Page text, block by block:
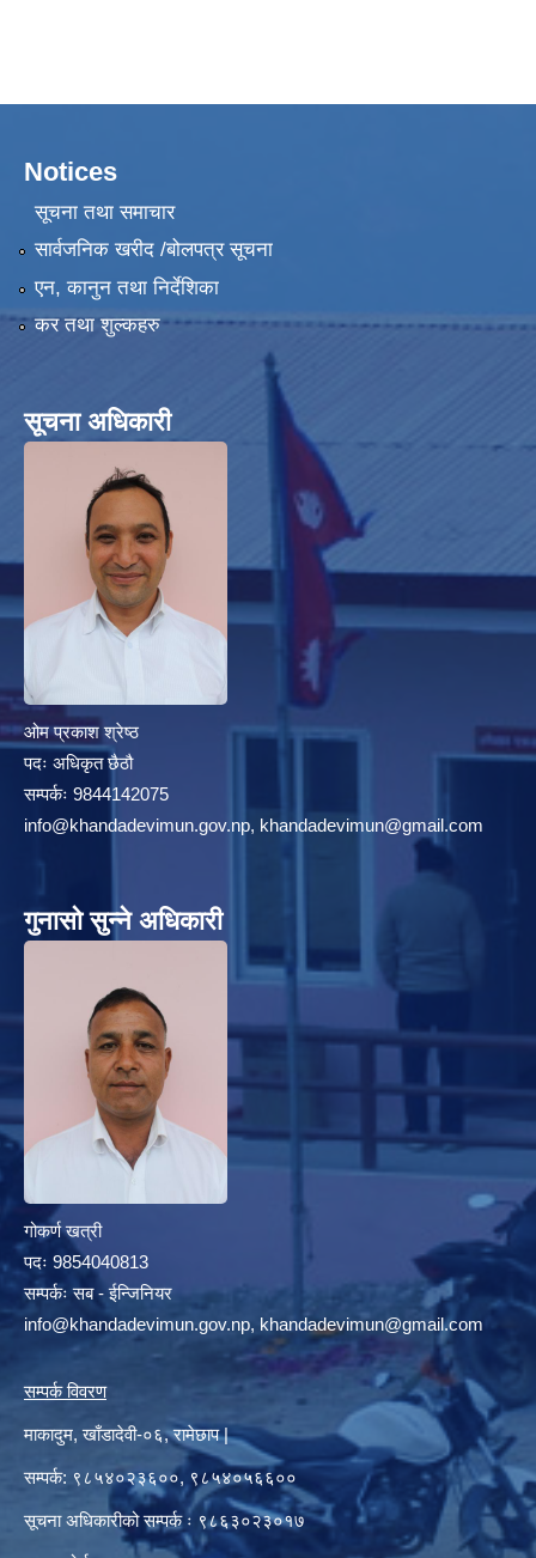
Notices
सूचना तथा समाचार
सार्वजनिक खरीद /बोलपत्र सूचना
एन, कानुन तथा निर्देशिका
कर तथा शुल्कहरु
सूचना अधिकारी
ओम प्रकाश श्रेष्ठ
पदः अधिकृत छैठौ
सम्पर्कः 9844142075
info@khandadevimun.gov.np, khandadevimun@gmail.com
गुनासो सुन्ने अधिकारी
गोकर्ण खत्री
पदः 9854040813
सम्पर्कः सब - ईन्जिनियर
info@khandadevimun.gov.np, khandadevimun@gmail.com
सम्पर्क विवरण
माकादुम, खाँडादेवी-०६, रामेछाप |
सम्पर्क: ९८५४०२३६००, ९८५४०५६६००
सूचना अधिकारीको सम्पर्क ः ९८६३०२३०१७